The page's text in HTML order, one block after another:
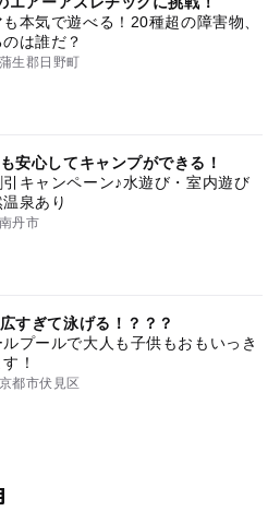
本気で遊べる！20種超の障害物、
は誰だ？
生郡日野町
安心してキャンプができる！
キャンペーン♪水遊び・室内遊び
泉あり
丹市
すぎて泳げる！？？？
プールで大人も子供もおもいっき
！
都市伏見区